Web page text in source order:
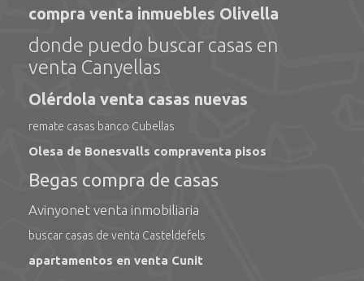
compra venta inmuebles Olivella
donde puedo buscar casas en
venta Canyellas
Olérdola venta casas nuevas
remate casas banco Cubellas
Olesa de Bonesvalls compraventa pisos
Begas compra de casas
Avinyonet venta inmobiliaria
buscar casas de venta Casteldefels
apartamentos en venta Cunit